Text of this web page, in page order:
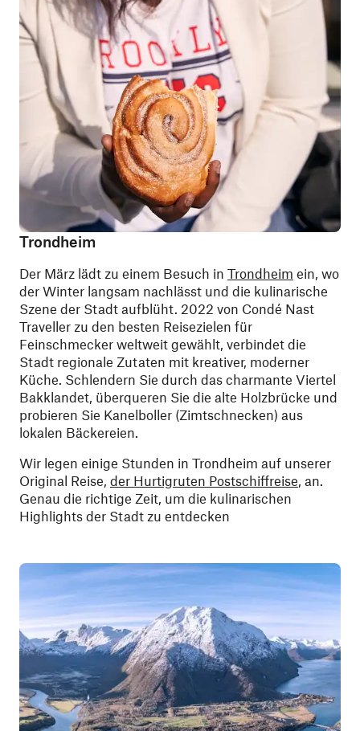
Trondheim
Der März lädt zu einem Besuch in Trondheim ein, wo
der Winter langsam nachlässt und die kulinarische
Szene der Stadt aufblüht. 2022 von Condé Nast
Traveller zu den besten Reisezielen für
Feinschmecker weltweit gewählt, verbindet die
Stadt regionale Zutaten mit kreativer, moderner
Küche. Schlendern Sie durch das charmante Viertel
Bakklandet, überqueren Sie die alte Holzbrücke und
probieren Sie Kanelboller (Zimtschnecken) aus
lokalen Bäckereien.
Wir legen einige Stunden in Trondheim auf unserer
Original Reise, der Hurtigruten Postschiffreise, an.
Genau die richtige Zeit, um die kulinarischen
Highlights der Stadt zu entdecken